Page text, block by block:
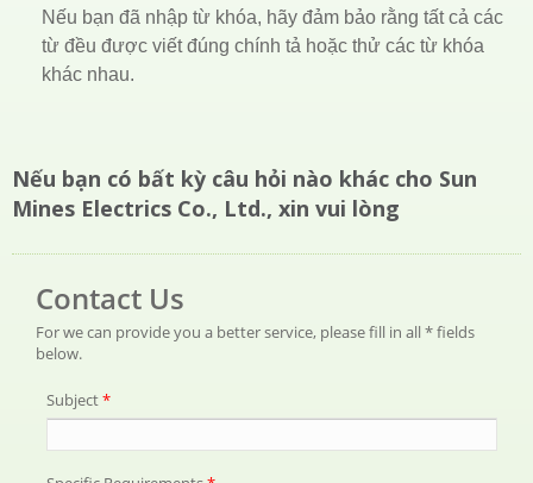
Nếu bạn đã nhập từ khóa, hãy đảm bảo rằng tất cả các
từ đều được viết đúng chính tả hoặc thử các từ khóa
khác nhau.
Nếu bạn có bất kỳ câu hỏi nào khác cho Sun
Mines Electrics Co., Ltd., xin vui lòng